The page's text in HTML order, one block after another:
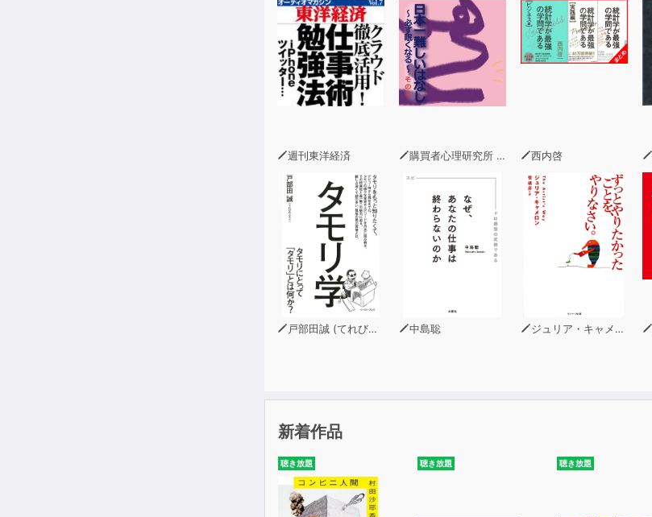
週刊東洋経済 購買者心理研究所 株式会社モデンナ 顧問 青木幹和 西内啓
戸部田誠 (てれびのスキマ) 中島聡 ジュリア・キャメロン
新着作品
聴き放題 聴き放題 聴き放題